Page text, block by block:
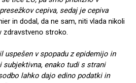
cepiva, sedaj je cepiva
in dodal, da ne sam, niti vlada nikoli
zdravstveno stroko.
uspešen v spopadu z epidemijo in
subjektivna, enako tudi s strani
lahko dajo edino podatki in